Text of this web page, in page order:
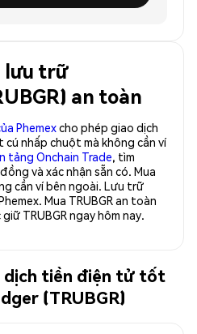
lưu trữ
an toàn
Phemexcho phép giao dịch
nhấp chuột mà không cần ví
tảng Onchain Trade, tìm
và xác nhận sẵn có. Mua
cần ví bên ngoài. Lưu trữ
Mua TRUBGR an toàn
TRUBGR ngay hôm nay.
dịch tiền điện tử tốt
(TRUBGR)